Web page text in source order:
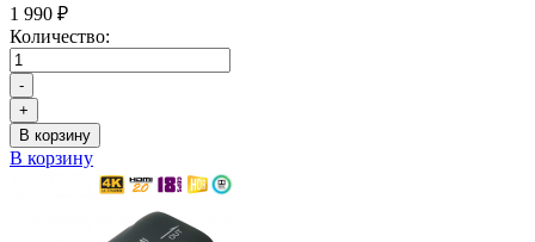
1 990 ₽
Количество:
-
+
В корзину
В корзину